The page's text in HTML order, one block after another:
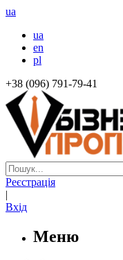
ua
ua
en
pl
+38 (096) 791-79-41
Реєстрація
|
Вхід
Меню